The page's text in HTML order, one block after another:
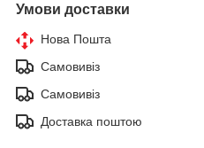
Умови доставки
Нова Пошта
Самовивіз
Самовивіз
Доставка поштою